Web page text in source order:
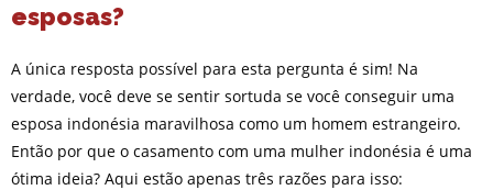
esposas?
A única resposta possível para esta pergunta é sim! Na
verdade, você deve se sentir sortuda se você conseguir uma
esposa indonésia maravilhosa como um homem estrangeiro.
Então por que o casamento com uma mulher indonésia é uma
ótima ideia? Aqui estão apenas três razões para isso: